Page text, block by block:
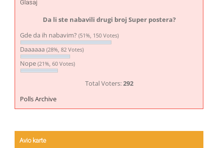
Glasaj
Da li ste nabavili drugi broj Super postera?
Gde da ih nabavim? (51%, 150 Votes)
Daaaaaa (28%, 82 Votes)
Nope (21%, 60 Votes)
Total Voters:292
Polls Archive
Avio karte